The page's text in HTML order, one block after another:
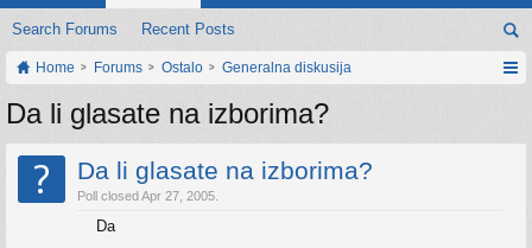
Search Forums Recent Posts
Home Forums Ostalo Generalna diskusija
Da li glasate na izborima?
? Da li glasate na izborima?
Poll closed Apr 27, 2005.
Da